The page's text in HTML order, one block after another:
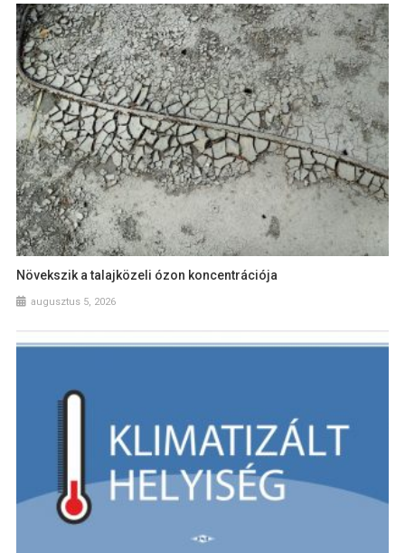
Növekszik a talajközeli ózon koncentrációja
augusztus 5, 2026